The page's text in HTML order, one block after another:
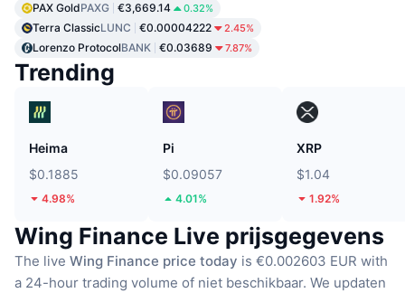
PAX GoldPAXG €3,669.14 0.32%
Terra ClassicLUNC €0.00004222 2.45%
Lorenzo ProtocolBANK €0.03689 7.87%
Trending
Heima
$0.1885
4.98%
Pi
$0.09057
4.01%
XRP
$1.04
1.92%
Wing Finance Live prijsgegevens
The live Wing Finance price today is €0.002603 EUR with
a 24-hour trading volume of niet beschikbaar. We updaten